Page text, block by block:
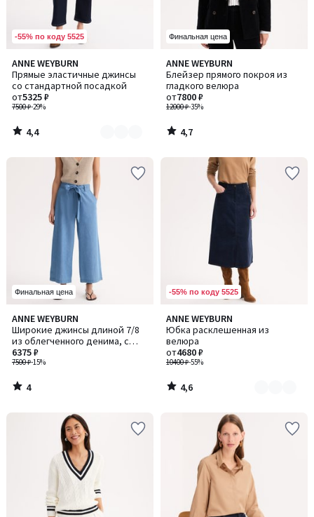
-55% по коду 5525
ANNE WEYBURN
Прямые эластичные джинсы
со стандартной посадкой
7500 ₽-29%
от5325 ₽
4,4
/ 5
Количество
цветов:
2
4,4
/
Финальная цена
ANNE WEYBURN
Блейзер прямого покроя из
гладкого велюра
12000 ₽-35%
от7800 ₽
4,7
/ 5
4,7
/
Финальная цена
ANNE WEYBURN
Широкие джинсы длиной 7/8
из облегченного денима, с
поясом
7500 ₽-15%
6375 ₽
4
/
5
4
/
-55% по коду 5525
ANNE WEYBURN
Юбка расклешенная из
велюра
10400 ₽-55%
от4680 ₽
4,6
/ 5
Количество
цветов:
3
4,6
/